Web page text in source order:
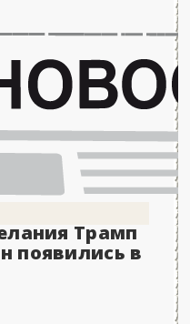
Трамп
появились в